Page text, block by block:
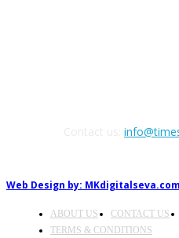
Web Design by: MKdigitalseva.com
ABOUT US CONTACT US
TERMS & CONDITIONS